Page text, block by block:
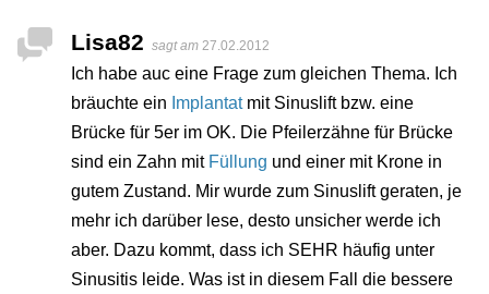
Lisa82 sagt am 27.02.2012
Ich habe auc eine Frage zum gleichen Thema. Ich
bräuchte ein Implantatmit Sinuslift bzw. eine
Brücke für 5er im OK. Die Pfeilerzähne für Brücke
sind ein Zahn mit Füllung und einer mit Krone in
gutem Zustand. Mir wurde zum Sinuslift geraten, je
mehr ich darüber lese, desto unsicher werde ich
aber. Dazu kommt, dass ich SEHR häufig unter
Sinusitis leide. Was ist in diesem Fall die bessere